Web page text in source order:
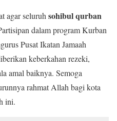
agar seluruhsohibul qurban
dalam program Kurban
Pusat Ikatan Jamaah
keberkahan rezeki,
amal baiknya. Semoga
rahmat Allah bagi kota
ini.